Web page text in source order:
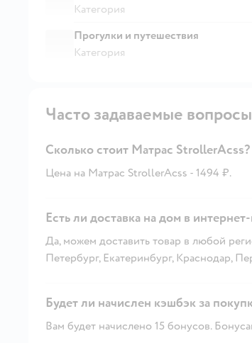
Категория
Прогулки и путешествия
Категория
Часто задаваемые вопросы
Сколько стоит Матрас StrollerAcss?
Цена на Матрас StrollerAcss - 1494 ₽.
Есть ли доставка на дом в
Да, можем доставить товар в любой
Петербург, Екатеринбург, Краснодар,
Будет ли начислен кэшбэк за
Вам будет начислено 15 бонусов.